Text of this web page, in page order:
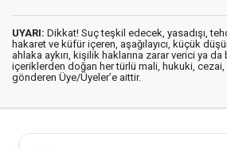
UYARI: Dikkat! Suç teşkil edecek, yasadışı,
hakaret ve küfür içeren, aşağılayıcı, küçük
ahlaka aykırı, kişilik haklarına zarar verici ya
içeriklerden doğan her türlü mali, hukuki,
gönderen Üye/Üyeler’e aittir.